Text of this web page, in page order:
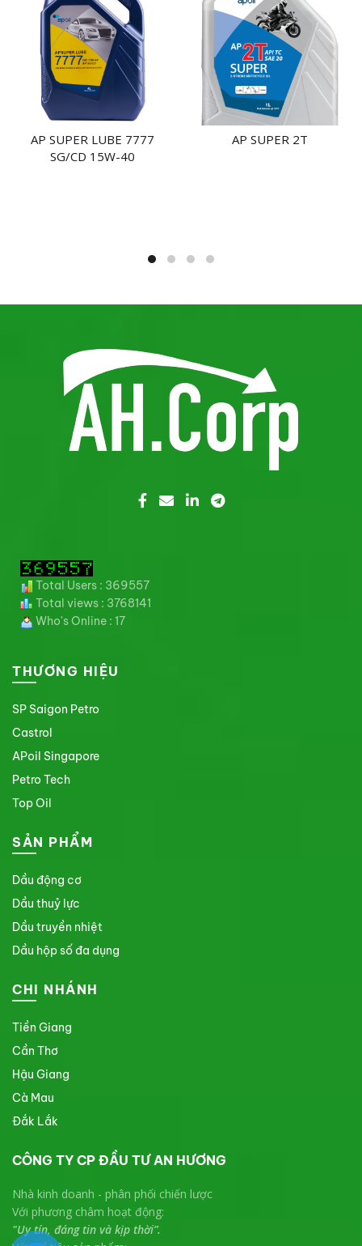
NHẬN BÁO GIÁ
AP SUPER LUBE 7777
SG/CD 15W-40
NHẬN BÁO GIÁ
AP SUPER 2T
Total Users : 369557
Total views : 3768141
Who's Online : 17
THƯƠNG HIỆU
SP Saigon Petro
Castrol
APoil Singapore
Petro Tech
Top Oil
SẢN PHẨM
Dầu động cơ
Dầu thuỷ lực
Dầu truyền nhiệt
Dầu hộp số đa dụng
CHI NHÁNH
Tiền Giang
Cần Thơ
Hậu Giang
Cà Mau
Đắk Lắk
CÔNG TY CP ĐẦU TƯ AN HƯƠNG
Nhà kinh doanh - phân phối chiến lược
Với phương châm hoạt động:
"Uy tín, đáng tin và kịp thời”.